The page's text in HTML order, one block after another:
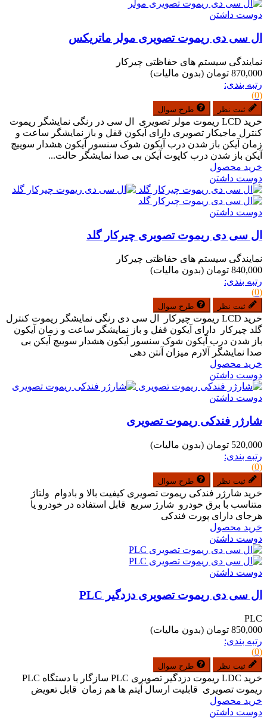
دوست داشتن
ال سی دی ریموت تصویری مولر ماتریکس
نمایندگی سیستم های حفاظتی چیرکار
870,000 تومان
(بدون مالیات)
رتبه بندی:
(0)
ثبت نظر طرح سوال
خرید LCD ریموت مولر تصویری ال سی در رنگی نمایشگر ریموت
کنترل ماجیکار تصویری دارای آیکون قفل و باز نمایشگر ساعت و
زمان آیکن باز شدن درب آیکون شوک سنسور آیکون هشدار سوییچ
آیکن باز شدن درب کاپوت آیکن بی صدا نمایشگر حالت...
خرید محصول
دوست داشتن
دوست داشتن
ال سی دی ریموت تصویری چیرکار گلد
نمایندگی سیستم های حفاظتی چیرکار
840,000 تومان
(بدون مالیات)
رتبه بندی:
(0)
ثبت نظر طرح سوال
خرید LCD ریموت چیرکار ال سی دی رنگی نمایشگر ریموت کنترل
گلد چیرکار دارای آیکون قفل و باز نمایشگر ساعت و زمان آیکون
باز شدن درب آیکون شوک سنسور آیکون هشدار سوییچ آیکن بی
صدا نمایشگر آلارم میزان آنتن دهی
خرید محصول
دوست داشتن
دوست داشتن
شارژر فندکی ریموت تصویری
520,000 تومان
(بدون مالیات)
رتبه بندی:
(0)
ثبت نظر طرح سوال
خرید شارژر فندکی ریموت تصویری کیفیت بالا و بادوام ولتاژ
متناسب با برق خودرو شارژ سریع قابل استفاده در خودرو یا
هرجای دارای پورت فندکی
خرید محصول
دوست داشتن
دوست داشتن
ال سی دی ریموت تصویری دزدگیر PLC
PLC
850,000 تومان
(بدون مالیات)
رتبه بندی:
(0)
ثبت نظر طرح سوال
خرید LDC ریموت دزدگیر تصویری PLC سازگار با دستگاه PLC
ریموت تصویری قابلیت ارسال آیتم ها هم زمان قابل تعویض
خرید محصول
دوست داشتن